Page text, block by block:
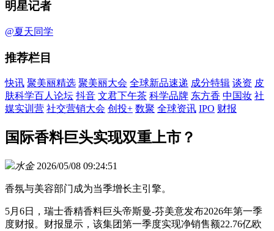
明星记者
@夏天同学
推荐栏目
快讯 聚美丽精选 聚美丽大会 全球新品速递 成分特辑 谈资 皮
肤科学百人论坛 抖音 文君下午茶 科学品牌 东方香 中国妆 社
媒实训营 社交营销大会 创投+ 数聚 全球资讯 IPO 财报
国际香料巨头实现双重上市？
水金 2026/05/08 09:24:51
香氛与美容部门成为当季增长主引擎。
5月6日，瑞士香精香料巨头帝斯曼-芬美意发布2026年第一季
度财报。财报显示，该集团第一季度实现净销售额22.76亿欧